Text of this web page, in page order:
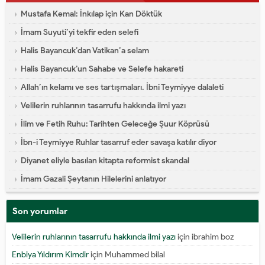
Mustafa Kemal: İnkılap için Kan Döktük
İmam Suyuti’yi tekfir eden selefi
Halis Bayancuk’dan Vatikan’a selam
Halis Bayancuk’un Sahabe ve Selefe hakareti
Allah’ın kelamı ve ses tartışmaları. İbni Teymiyye dalaleti
Velilerin ruhlarının tasarrufu hakkında ilmi yazı
İlim ve Fetih Ruhu: Tarihten Geleceğe Şuur Köprüsü
İbn-i Teymiyye Ruhlar tasarruf eder savaşa katılır diyor
Diyanet eliyle basılan kitapta reformist skandal
İmam Gazali Şeytanın Hilelerini anlatıyor
Son yorumlar
Velilerin ruhlarının tasarrufu hakkında ilmi yazıiçin ibrahim boz
Enbiya Yıldırım Kimdiriçin Muhammed bilal